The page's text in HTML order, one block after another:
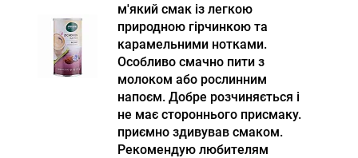
м'який смак із легкою
природною гірчинкою та
карамельними нотками.
Особливо смачно пити з
молоком або рослинним
напоєм. Добре розчиняється і
не має стороннього присмаку.
приємно здивував смаком.
Рекомендую любителям